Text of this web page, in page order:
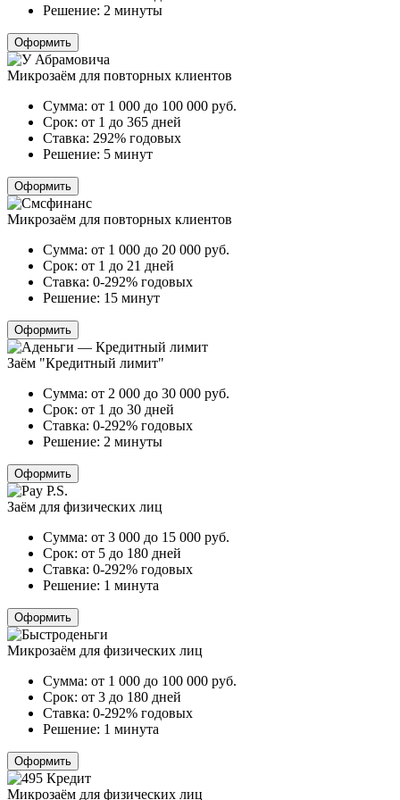
Решение: 2 минуты
Оформить
Микрозаём для повторных клиентов
Сумма: от 1 000 до 100 000 руб.
Срок: от 1 до 365 дней
Ставка: 292% годовых
Решение: 5 минут
Оформить
Микрозаём для повторных клиентов
Сумма: от 1 000 до 20 000 руб.
Срок: от 1 до 21 дней
Ставка: 0-292% годовых
Решение: 15 минут
Оформить
Заём "Кредитный лимит"
Сумма: от 2 000 до 30 000 руб.
Срок: от 1 до 30 дней
Ставка: 0-292% годовых
Решение: 2 минуты
Оформить
Заём для физических лиц
Сумма: от 3 000 до 15 000 руб.
Срок: от 5 до 180 дней
Ставка: 0-292% годовых
Решение: 1 минута
Оформить
Микрозаём для физических лиц
Сумма: от 1 000 до 100 000 руб.
Срок: от 3 до 180 дней
Ставка: 0-292% годовых
Решение: 1 минута
Оформить
Микрозаём для физических лиц